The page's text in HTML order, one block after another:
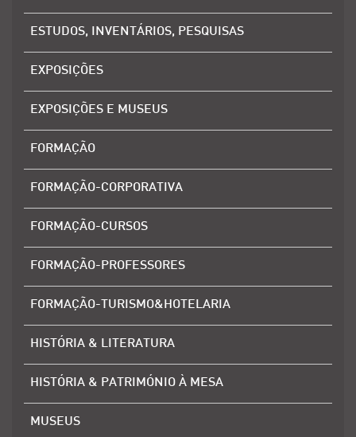
ESTUDOS, INVENTÁRIOS, PESQUISAS
EXPOSIÇÕES
EXPOSIÇÕES E MUSEUS
FORMAÇÃO
FORMAÇÃO-CORPORATIVA
FORMAÇÃO-CURSOS
FORMAÇÃO-PROFESSORES
FORMAÇÃO-TURISMO&HOTELARIA
HISTÓRIA & LITERATURA
HISTÓRIA & PATRIMÓNIO À MESA
MUSEUS